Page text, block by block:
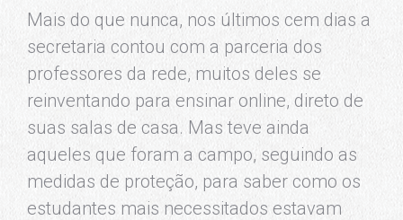
Mais do que nunca, nos últimos cem dias a
secretaria contou com a parceria dos
professores da rede, muitos deles se
reinventando para ensinar online, direto de
suas salas de casa. Mas teve ainda
aqueles que foram a campo, seguindo as
medidas de proteção, para saber como os
estudantes mais necessitados estavam